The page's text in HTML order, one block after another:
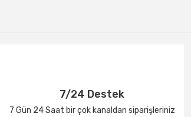
7/24 Destek
7 Gün 24 Saat bir çok kanaldan siparişleriniz